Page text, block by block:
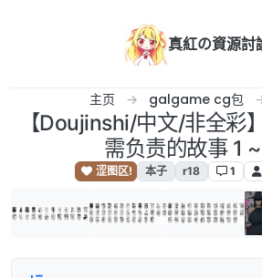
真紅の資源討
主页 galgame cg包
【Doujinshi/中文/非全彩
需负责的故事 1
涩图区! 本子 r18 1